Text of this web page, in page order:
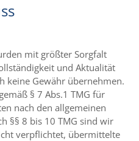
mit größter Sorgfalt
und Aktualität
keine Gewähr übernehmen.
§ 7 Abs.1 TMG für
nach den allgemeinen
§§ 8 bis 10 TMG sind wir
verpflichtet, übermittelte